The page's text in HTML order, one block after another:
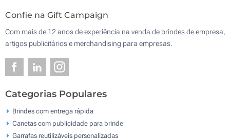
Confie na Gift Campaign
Com mais de 12 anos de experiência na venda de brindes de empresa,
artigos publicitários e merchandising para empresas.
Categorias Populares
Brindes com entrega rápida
Canetas com publicidade para brinde
Garrafas reutilizáveis personalizadas